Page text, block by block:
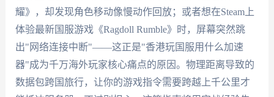
耀》，却发现角色移动像慢动作回放；或者想在Steam上
体验最新国服游戏《Ragdoll Rumble》时，屏幕突然跳
出"网络连接中断"——这正是"香港玩国服用什么加速
器"成为千万海外玩家核心痛点的原因。物理距离导致的
数据包跨国旅行，让你的游戏指令需要跨越上千公里才